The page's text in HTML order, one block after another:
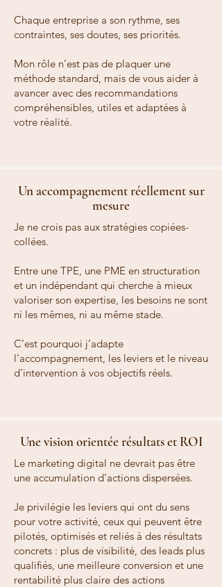
Chaque entreprise a son rythme, ses
contraintes, ses doutes, ses priorités.
Mon rôle n’est pas de plaquer une
méthode standard, mais de vous aider à
avancer avec des recommandations
compréhensibles, utiles et adaptées à
votre réalité.
Un accompagnement réellement sur
mesure
Je ne crois pas aux stratégies copiées-
collées.
Entre une TPE, une PME en structuration
et un indépendant qui cherche à mieux
valoriser son expertise, les besoins ne sont
ni les mêmes, ni au même stade.
C’est pourquoi j’adapte
l’accompagnement, les leviers et le niveau
d’intervention à vos objectifs réels.
Une vision orientée résultats et ROI
Le marketing digital ne devrait pas être
une accumulation d’actions dispersées.
Je privilégie les leviers qui ont du sens
pour votre activité, ceux qui peuvent être
pilotés, optimisés et reliés à des résultats
concrets : plus de visibilité, des leads plus
qualifiés, une meilleure conversion et une
rentabilité plus claire des actions